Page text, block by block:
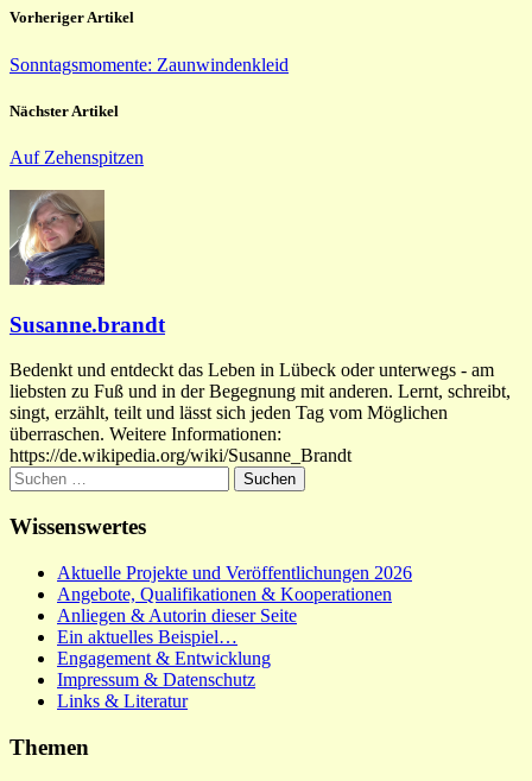
Vorheriger Artikel
Sonntagsmomente: Zaunwindenkleid
Nächster Artikel
Auf Zehenspitzen
Susanne.brandt
Bedenkt und entdeckt das Leben in Lübeck oder unterwegs - am
liebsten zu Fuß und in der Begegnung mit anderen. Lernt, schreibt,
singt, erzählt, teilt und lässt sich jeden Tag vom Möglichen
überraschen. Weitere Informationen:
https://de.wikipedia.org/wiki/Susanne_Brandt
Suchen
nach:
Wissenswertes
Aktuelle Projekte und Veröffentlichungen 2026
Angebote, Qualifikationen & Kooperationen
Anliegen & Autorin dieser Seite
Ein aktuelles Beispiel…
Engagement & Entwicklung
Impressum & Datenschutz
Links & Literatur
Themen